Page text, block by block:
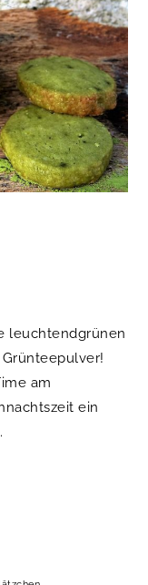
leuchtendgrünen
am
ein